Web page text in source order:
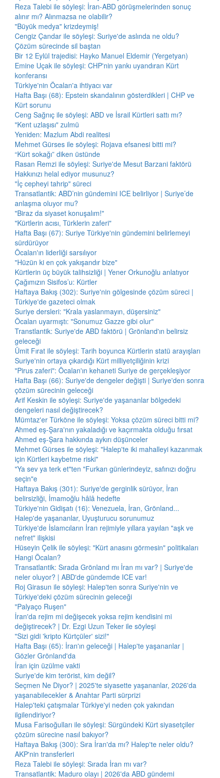
Reza Talebi ile söyleşi: İran-ABD görüşmelerinden sonuç
alınır mı? Alınmazsa ne olabilir?
"Büyük medya" krizdeymiş!
Cengiz Çandar ile söyleşi: Suriye'de aslında ne oldu?
Çözüm sürecinde sil baştan
Bir 12 Eylül trajedisi: Hayko Manuel Eldemir (Yergetyan)
Emine Uçak ile söyleşi: CHP'nin yankı uyandıran Kürt
konferansı
Türkiye'nin Öcalan'a ihtiyacı var
Hafta Başı (68): Epstein skandalının gösterdikleri | CHP ve
Kürt sorunu
Ceng Sağnıç ile söyleşi: ABD ve İsrail Kürtleri sattı mı?
"Kent uzlaşısı" zulmü
Yeniden: Mazlum Abdi realitesi
Mehmet Gürses ile söyleşi: Rojava efsanesi bitti mi?
“Kürt sokağı” diken üstünde
Rasan Remzi ile söyleşi: Suriye'de Mesut Barzani faktörü
Hakkınızı helal ediyor musunuz?
"İç cepheyi tahrip" süreci
Transatlantik: ABD’nin gündemini ICE belirliyor | Suriye’de
anlaşma oluyor mu?
"Biraz da siyaset konuşalım!"
"Kürtlerin acısı, Türklerin zaferi"
Hafta Başı (67): Suriye Türkiye'nin gündemini belirlemeyi
sürdürüyor
Öcalan'ın liderliği sarsılıyor
"Hüzün ki en çok yakışandır bize"
Kürtlerin üç büyük talihsizliği | Yener Orkunoğlu anlatıyor
Çağımızın Sisifos’u: Kürtler
Haftaya Bakış (302): Suriye'nin gölgesinde çözüm süreci |
Türkiye'de gazeteci olmak
Suriye dersleri: "Krala yaslanmayın, düşersiniz"
Öcalan uyarmıştı: "Sonumuz Gazze gibi olur"
Transtlantik: Suriye'de ABD faktörü | Grönland'ın belirsiz
geleceği
Ümit Fırat ile söyleşi: Tarih boyunca Kürtlerin statü arayışları
Suriye'nin ortaya çıkardığı Kürt milliyetçiliğinin krizi
"Pirus zaferi": Öcalan'ın kehaneti Suriye de gerçekleşiyor
Hafta Başı (66): Suriye'de dengeler değişti | Suriye'den sonra
çözüm sürecinin geleceği
Arif Keskin ile söyleşi: Suriye'de yaşananlar bölgedeki
dengeleri nasıl değiştirecek?
Mümtaz'er Türköne ile söyleşi: Yoksa çözüm süreci bitti mi?
Ahmed eş-Şara'nın yakaladığı ve kaçırmakta olduğu fırsat
Ahmed eş-Şara hakkında aykırı düşünceler
Mehmet Gürses ile söyleşi: "Halep'te iki mahalleyi kazanmak
için Kürtleri kaybetme riski"
"Ya sev ya terk et"ten "Furkan günlerindeyiz, safınızı doğru
seçin"e
Haftaya Bakış (301): Suriye'de gerginlik sürüyor, İran
belirsizliği, İmamoğlu hâlâ hedefte
Türkiye'nin Gidişatı (16): Venezuela, İran, Grönland...
Halep'de yaşananlar, Uyuşturucu sorunumuz
Türkiye'de İslamcıların İran rejimiyle yıllara yayılan "aşk ve
nefret" ilişkisi
Hüseyin Çelik ile söyleşi: "Kürt anasını görmesin" politikaları
Hangi Öcalan?
Transatlantik: Sırada Grönland mı İran mı var? | Suriye'de
neler oluyor? | ABD'de gündemde ICE var!
Roj Girasun ile söyleşi: Halep'ten sonra Suriye'nin ve
Türkiye'deki çözüm sürecinin geleceği
"Palyaço Ruşen"
İran'da rejim mi değişecek yoksa rejim kendisini mi
değiştirecek? | Dr. Ezgi Uzun Teker ile söyleşi
"Sizi gidi 'kripto Kürtçüler' sizi!"
Hafta Başı (65): İran'ın geleceği | Halep'te yaşananlar |
Gözler Grönland'da
İran için üzülme vakti
Suriye'de kim terörist, kim değil?
Seçmen Ne Diyor? | 2025'te siyasette yaşananlar, 2026'da
yaşanabilecekler & Anahtar Parti sürprizi
Halep'teki çatışmalar Türkiye'yi neden çok yakından
ilgilendiriyor?
Musa Farisoğulları ile söyleşi: Sürgündeki Kürt siyasetçiler
çözüm sürecine nasıl bakıyor?
Haftaya Bakış (300): Sıra İran'da mı? Halep'te neler oldu?
AKP'nin transferleri
Reza Talebi ile söyleşi: Sırada İran mı var?
Transatlantik: Maduro olayı | 2026'da ABD gündemi